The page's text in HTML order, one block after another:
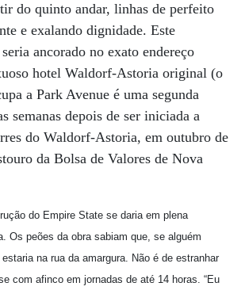
do quinto andar, linhas de perfeito
e exalando dignidade. Este
ancorado no exato endereço
hotel Waldorf-Astoria original (o
a Park Avenue é uma segunda
semanas depois de ser iniciada a
do Waldorf-Astoria, em outubro de
da Bolsa de Valores de Nova
do Empire State se daria em plena
Os peões da obra sabiam que, se alguém
na rua da amargura. Não é de estranhar
com afinco em jornadas de até 14 horas. “Eu